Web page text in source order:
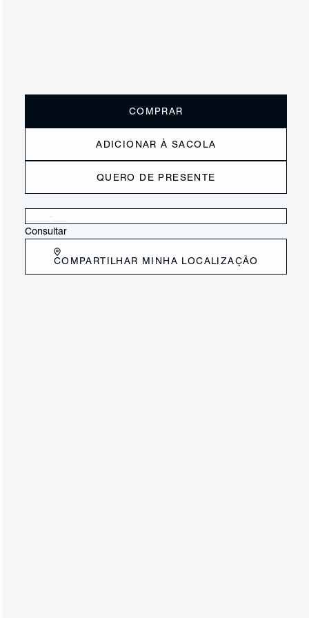
COMPRAR
ADICIONAR À SACOLA
QUERO DE PRESENTE
Consultar
COMPARTILHAR MINHA LOCALIZAÇÃO